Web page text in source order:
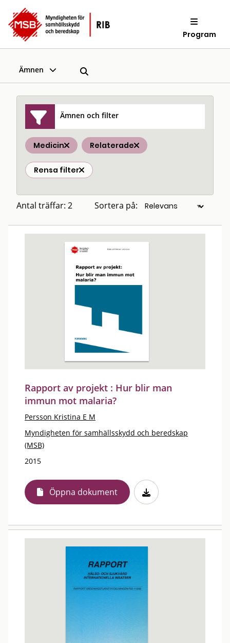
Program
Ämnen
Ämnen och filter
Medicin Relaterade
Rensa filter
Antal träffar: 2 Sortera på:
Rapport av projekt : Hur blir man
immun mot malaria?
Persson Kristina E M
Myndigheten för samhällsskydd och beredskap
(MSB)
2015
Öppna dokument